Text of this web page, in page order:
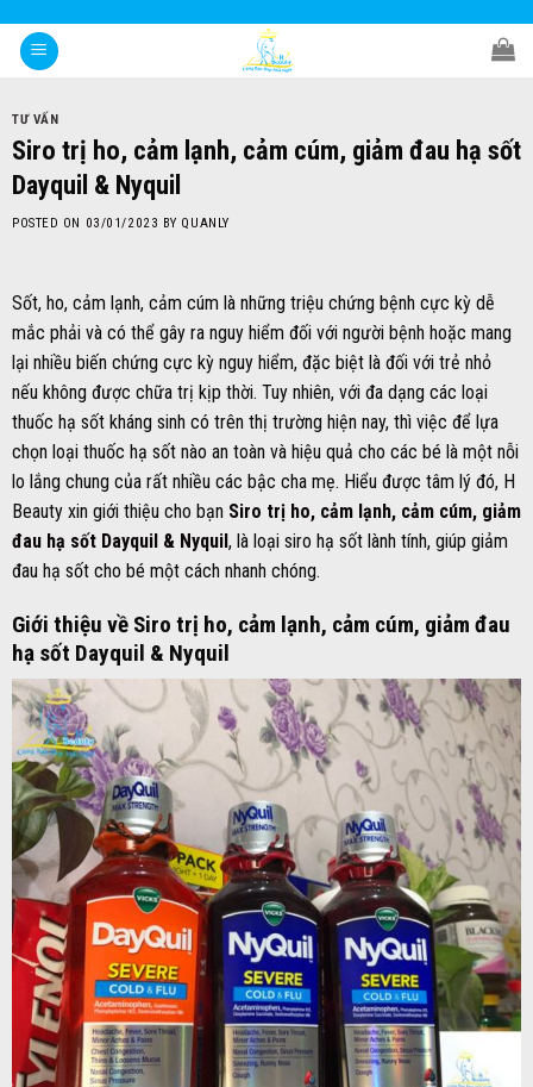
content
TƯ VẤN
Siro trị ho, cảm lạnh, cảm cúm, giảm đau hạ sốt
Dayquil & Nyquil
POSTED ON 03/01/2023 BY QUANLY
Sốt, ho, cảm lạnh, cảm cúm là những triệu chứng bệnh cực kỳ dễ
mắc phải và có thể gây ra nguy hiểm đối với người bệnh hoặc mang
lại nhiều biến chứng cực kỳ nguy hiểm, đặc biệt là đối với trẻ nhỏ
nếu không được chữa trị kịp thời. Tuy nhiên, với đa dạng các loại
thuốc hạ sốt kháng sinh có trên thị trường hiện nay, thì việc để lựa
chọn loại thuốc hạ sốt nào an toàn và hiệu quả cho các bé là một nỗi
lo lắng chung của rất nhiều các bậc cha mẹ. Hiểu được tâm lý đó, H
Beauty xin giới thiệu cho bạn Siro trị ho, cảm lạnh, cảm cúm, giảm
đau hạ sốt Dayquil & Nyquil, là loại siro hạ sốt lành tính, giúp giảm
đau hạ sốt cho bé một cách nhanh chóng.
Giới thiệu về Siro trị ho, cảm lạnh, cảm cúm, giảm đau
hạ sốt Dayquil & Nyquil